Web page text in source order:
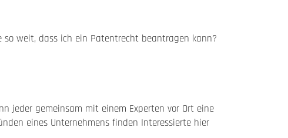
weit, dass ich ein Patentrecht beantragen kann?
jeder gemeinsam mit einem Experten vor Ort eine
eines Unternehmens finden Interessierte hier